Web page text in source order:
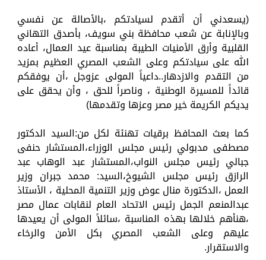
(يسعدني أن أتقدم لسيادتكم ،بالأصالة عن نفسي
وبالإنابة عن شعب محافظة بني سويف، بأصدق التهاني
القلبية وأرق الأمنيات الطيبة بمناسبة عيد العمال، أعاده
الله على سيادتكم وعلى الشعب المصري العظيم بمزيد
من التقدم والازدهار..داعياً المولى عزوجل ،أن يوفقكم
قائداً للمسيرة الوطنية ، وناصراً للحق ، وأن يحقق على
يديكم الكريمة خير مصر وعزها وتقدمها)
كما بعث المحافظ برقيات تهنئة لكل من:السيد الدكتور
مصطفى مدبولي رئيس مجلس الوزراء،المستشار حنفى
جبالي رئيس مجلس النواب،المستشار عبد الوهاب عبد
الرازق رئيس مجلس الشيوخ،السيد: محمد جبران وزير
العمل ،الدكتورة منال عوض وزير التنمية المحلية ، الأستاذ
عبدالمنعم الجمل رئيس الاتحاد العام لنقابات عمال مصر
،هنأهم خلالها بهذه المناسبة ،سائلاً المولى أن يعيدها
عليهم وعلى الشعب المصري بكل الأمن والرخاء
والاستقرار.